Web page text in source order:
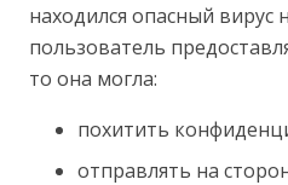
находился опасный вирус
пользователь
то она могла:
похитить
отправлять на